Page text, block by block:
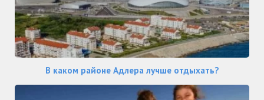
В каком районе Адлера лучше отдыхать?